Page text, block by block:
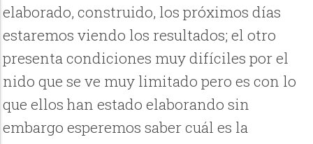
elaborado, construido, los próximos días
estaremos viendo los resultados; el otro
presenta condiciones muy difíciles por el
nido que se ve muy limitado pero es con lo
que ellos han estado elaborando sin
embargo esperemos saber cuál es la